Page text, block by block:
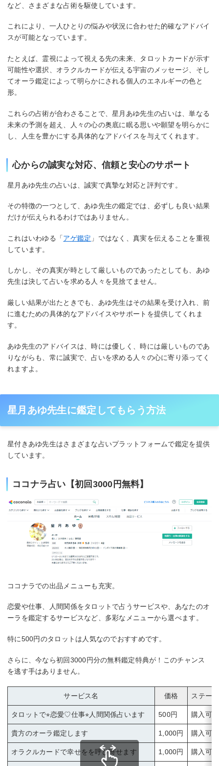
など、さまざまな占術を駆使しています。
これにより、一人ひとりの悩みや状況に合わせた的確なアドバイ
スが可能となっています。
たとえば、霊視によって視える先の未来、タロットカードが示す
可能性や選択、オラクルカードが伝える宇宙のメッセージ、そし
てオーラ鑑定によって明らかにされる個人のエネルギーの色と
形。
これらの占術が合わさることで、星月あゆ先生の占いは、単なる
未来の予測を超え、人々の心の奥底に眠る思いや願望を明らかに
し、人生を豊かにする具体的なアドバイスを与えてくれます。
心からの誠実な対応、信頼と安心のサポート
星月あゆ先生の占いは、誠実で真摯な対応と評判です。
その特徴の一つとして、あゆ先生の鑑定では、必ずしも良い結果
だけが伝えられるわけではありません。
これはいわゆる「アゲ鑑定 」ではなく、真実を伝えることを重視
しています。
しかし、その真実が時として厳しいものであったとしても、あゆ
先生は決して占いを求める人々を見捨てません。
厳しい結果が出たときでも、あゆ先生はその結果を受け入れ、前
に進むための具体的なアドバイスやサポートを提供してくれま
す。
あゆ先生のアドバイスは、時には優しく、時には厳しいものであ
りながらも、常に誠実で、占いを求める人々の心に寄り添ってく
れますよ。
星月あゆ先生に鑑定してもらう方法
星付きあゆ先生はさまざまな占いプラットフォームで鑑定を提供
しています。
ココナラ占い【初回3000円無料】
ココナラでの出品メニューも充実。
恋愛や仕事、人間関係をタロットで占うサービスや、あなたのオ
ーラを鑑定するサービスなど、多彩なメニューから選べます。
特に500円のタロットは人気なのでおすすめです。
さらに、今なら初回3000円分の無料鑑定特典が！このチャンス
を逃す手はありません。
サービス名 価格 ステー
タロットで⭐︎恋愛♡仕事⭐︎人間関係占います 500円 購入可能
貴方のオーラ鑑定します 1,000円 購入可能
オラクルカードで幸せをを呼び寄せます 1,000円 購入可能